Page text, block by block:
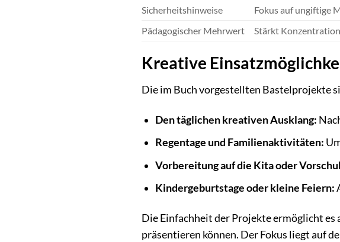
Sicherheitshinweise
Fokus auf ungiftige
Pädagogischer Mehrwert
Stärkt
Kreative
Die im Buch vorgestellten Bastelprojekte
Den täglichen kreativen Ausklang:
Regentage und Familienaktivitäten:
Vorbereitung auf die Kita oder
Kindergeburtstage oder kleine Feiern:
Die Einfachheit der Projekte ermöglicht es
präsentieren können. Der Fokus liegt auf